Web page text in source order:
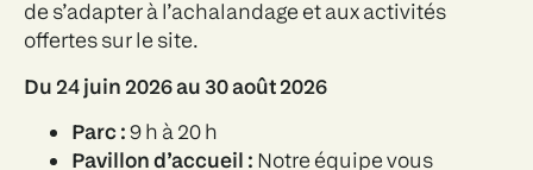
de s’adapter à l’achalandage et aux activités
offertes sur le site.
Du 24 juin 2026 au 30 août 2026
Parc :9 h à 20 h
Pavillon d’accueil : Notre équipe vous